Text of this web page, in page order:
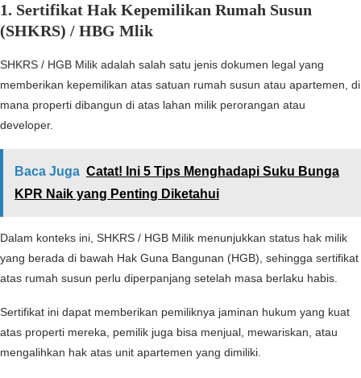
1. Sertifikat Hak Kepemilikan Rumah Susun
(SHKRS) / HBG Mlik
SHKRS / HGB Milik adalah salah satu jenis dokumen legal yang
memberikan kepemilikan atas satuan rumah susun atau apartemen, di
mana properti dibangun di atas lahan milik perorangan atau
developer.
Baca Juga Catat! Ini 5 Tips Menghadapi Suku Bunga
KPR Naik yang Penting Diketahui
Dalam konteks ini, SHKRS / HGB Milik menunjukkan status hak milik
yang berada di bawah Hak Guna Bangunan (HGB), sehingga sertifikat
atas rumah susun perlu diperpanjang setelah masa berlaku habis.
Sertifikat ini dapat memberikan pemiliknya jaminan hukum yang kuat
atas properti mereka, pemilik juga bisa menjual, mewariskan, atau
mengalihkan hak atas unit apartemen yang dimiliki.